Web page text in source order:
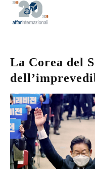
La Corea del